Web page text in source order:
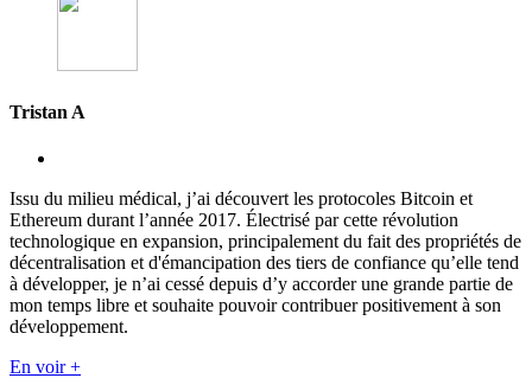
Tristan A
Issu du milieu médical, j’ai découvert les protocoles Bitcoin et
Ethereum durant l’année 2017. Électrisé par cette révolution
technologique en expansion, principalement du fait des propriétés de
décentralisation et d'émancipation des tiers de confiance qu’elle tend
à développer, je n’ai cessé depuis d’y accorder une grande partie de
mon temps libre et souhaite pouvoir contribuer positivement à son
développement.
En voir +